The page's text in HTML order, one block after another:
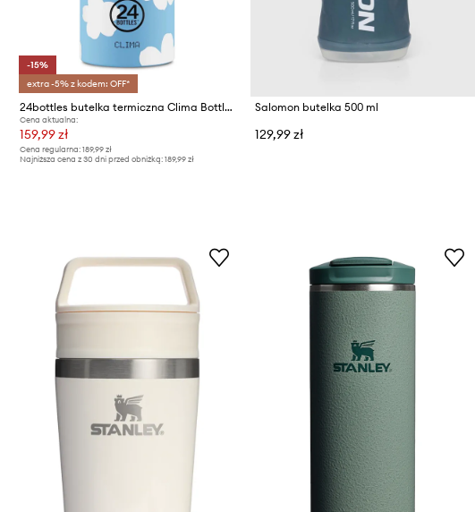
-15%
extra -5% z kodem: OFF*
24bottles butelka termiczna Clima Bottle 850ml Daydreaming
Cena aktualna:
159,99 zł
Cena regularna: 189,99 zł
Najniższa cena z 30 dni przed obniżką: 189,99 zł
Salomon butelka 500 ml
129,99 zł